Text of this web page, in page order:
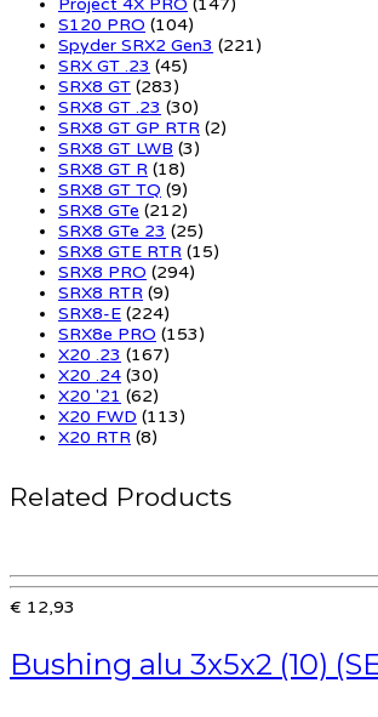
S120 PRO (104)
Spyder SRX2 Gen3 (221)
SRX GT .23 (45)
SRX8 GT (283)
SRX8 GT .23 (30)
SRX8 GT GP RTR (2)
SRX8 GT LWB (3)
SRX8 GT R (18)
SRX8 GT TQ (9)
SRX8 GTe (212)
SRX8 GTe 23 (25)
SRX8 GTE RTR (15)
SRX8 PRO (294)
SRX8 RTR (9)
SRX8-E (224)
SRX8e PRO (153)
X20 .23 (167)
X20 .24 (30)
X20 '21 (62)
X20 FWD (113)
X20 RTR (8)
Related Products
€ 12,93
Bushing alu 3x5x2 (10)